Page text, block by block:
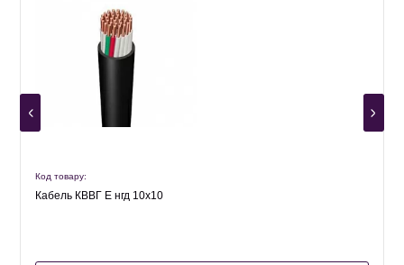
Код товару:
Кабель КВВГ Е нгд 10х10